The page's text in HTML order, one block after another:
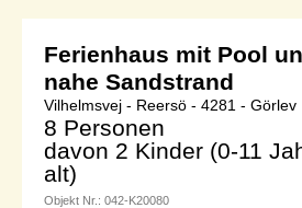
Ferienhaus mit Pool
nahe Sandstrand
Vilhelmsvej - Reersö - 4281 - Görlev
8 Personen
davon 2 Kinder (0-11
alt)
Objekt Nr.: 042-K20080